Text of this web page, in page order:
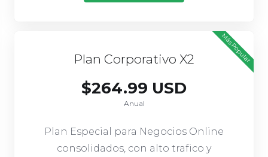
Más Popular
Plan Corporativo X2
$264.99 USD
Anual
Plan Especial para Negocios Online
consolidados, con alto trafico y